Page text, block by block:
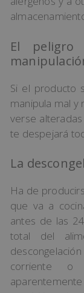
El
Si el producto
manipula mal
verse
te despejará
La
Ha de
que va a
antes de las
total del
corriente o